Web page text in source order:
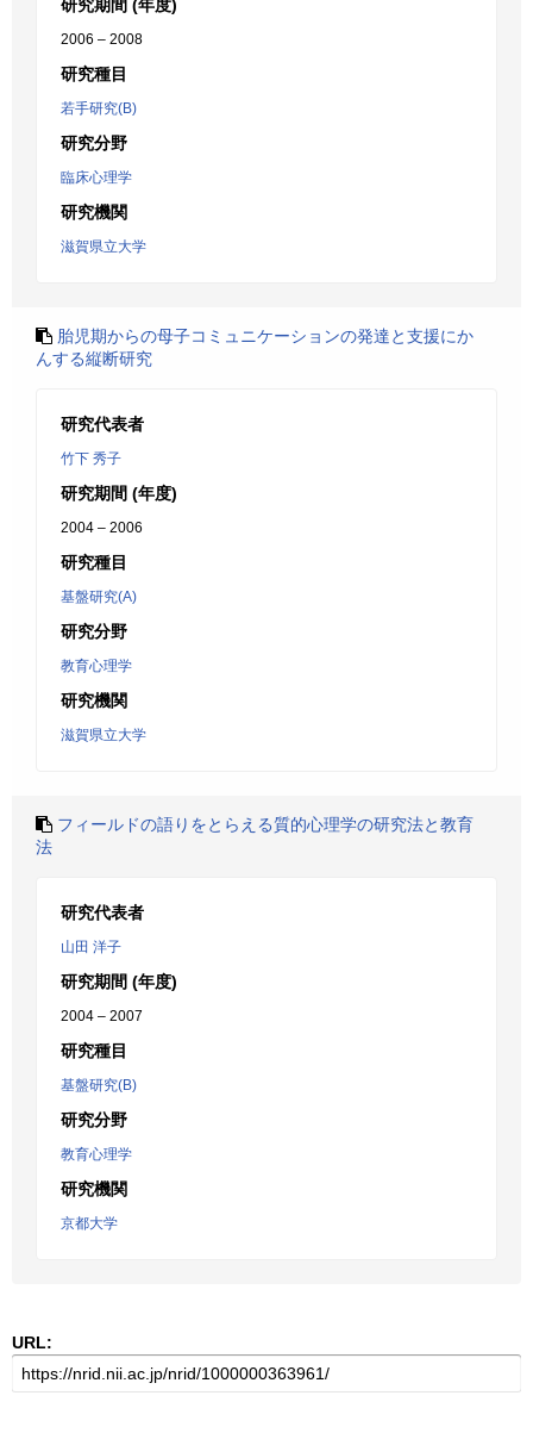
研究期間 (年度)
2006 – 2008
研究種目
若手研究(B)
研究分野
臨床心理学
研究機関
滋賀県立大学
胎児期からの母子コミュニケーションの発達と支援にか
んする縦断研究
研究代表者
竹下 秀子
研究期間 (年度)
2004 – 2006
研究種目
基盤研究(A)
研究分野
教育心理学
研究機関
滋賀県立大学
フィールドの語りをとらえる質的心理学の研究法と教育
法
研究代表者
山田 洋子
研究期間 (年度)
2004 – 2007
研究種目
基盤研究(B)
研究分野
教育心理学
研究機関
京都大学
URL: